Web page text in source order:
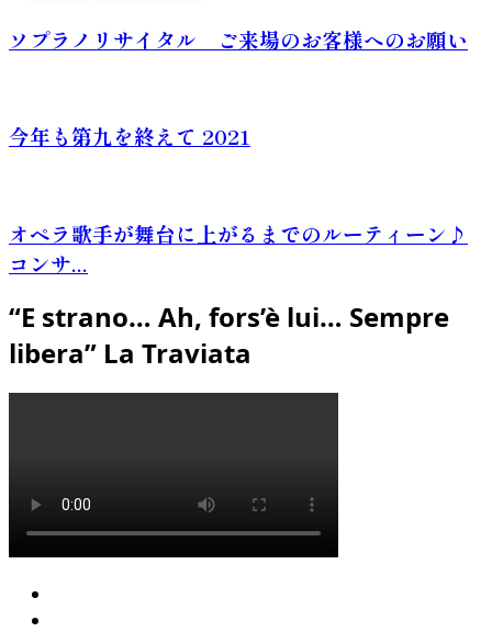
ソプラノリサイタル ご来場のお客様へのお願い
今年も第九を終えて 2021
オペラ歌手が舞台に上がるまでのルーティーン♪
コンサ...
“E strano… Ah, fors’è lui… Sempre
libera” La Traviata